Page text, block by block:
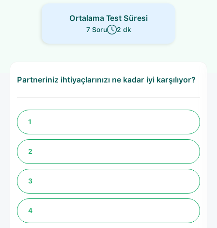
Ortalama Test Süresi
7 Soru 2 dk
Partneriniz ihtiyaçlarınızı ne kadar iyi karşılıyor?
1
2
3
4